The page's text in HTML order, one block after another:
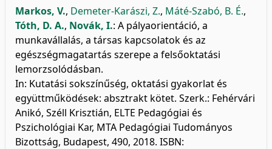
Markos, V., Demeter-Karászi, Z., Máté-Szabó, B. É.,
Tóth, D. A., Novák, I.: A pályaorientáció, a
munkavállalás, a társas kapcsolatok és az
egészségmagatartás szerepe a felsőoktatási
lemorzsolódásban.
In: Kutatási sokszínűség, oktatási gyakorlat és
együttműködések: absztrakt kötet. Szerk.: Fehérvári
Anikó, Széll Krisztián, ELTE Pedagógiai és
Pszichológiai Kar, MTA Pedagógiai Tudományos
Bizottság, Budapest, 490, 2018. ISBN: